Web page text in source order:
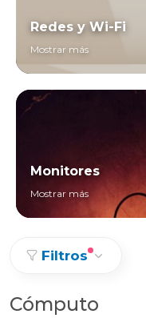
Redes y Wi-Fi
Mostrar más
Monitores
Mostrar más
Filtros
Cómputo